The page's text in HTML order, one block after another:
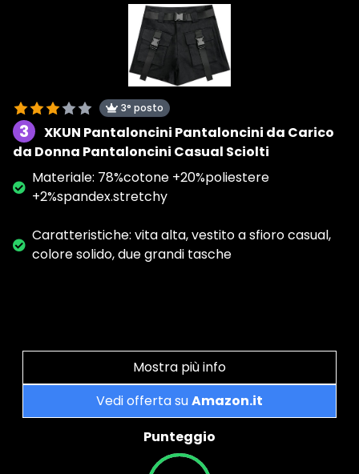
3° posto
3
XKUN Pantaloncini Pantaloncini da Carico
da Donna Pantaloncini Casual Sciolti
Materiale: 78%cotone +20%poliestere
+2%spandex.stretchy
Caratteristiche: vita alta, vestito a sfioro casual,
colore solido, due grandi tasche
Mostra più info
Vedi offerta suAmazon.it
Punteggio